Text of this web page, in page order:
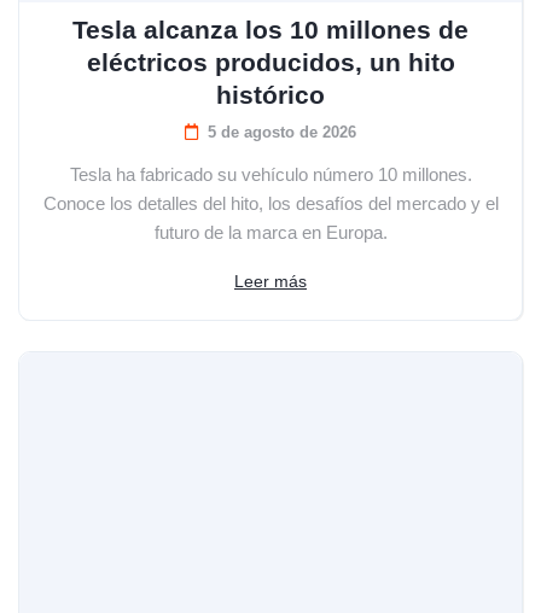
Tesla alcanza los 10 millones de
eléctricos producidos, un hito
histórico
5 de agosto de 2026
Tesla ha fabricado su vehículo número 10 millones.
Conoce los detalles del hito, los desafíos del mercado y el
futuro de la marca en Europa.
Leer más